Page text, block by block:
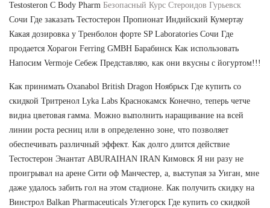
Testosteron C Body Pharm Безопасный Курс Стероидов Гурьевск
Сочи Где заказать Тестостерон Пропионат Индийский Кумертау
Какая дозировка у Тренболон форте SP Laboratories Сочи Где
продается Хорагон Ferring GMBH Барабинск Как использовать
Напосим Vermoje Себеж Представляю, как они вкусны с йогуртом!!!
Как принимать Oxanabol British Dragon Ноябрьск Где купить со
скидкой Тритренол Lyka Labs Краснокамск Конечно, теперь четче
видна цветовая гамма. Можно выполнить наращивание на всей
линии роста ресниц или в определенно зоне, что позволяет
обеспечивать различный эффект. Как долго длится действие
Тестостерон Энантат ABURAIHAN IRAN Кимовск Я ни разу не
проигрывал на арене Сити оф Манчестер, а, выступая за Уиган, мне
даже удалось забить гол на этом стадионе. Как получить скидку на
Винстрол Balkan Pharmaceuticals Углегорск Где купить со скидкой